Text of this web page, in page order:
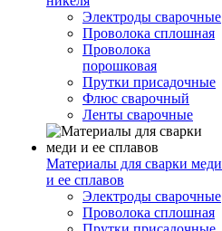
Электроды сварочные
Проволока сплошная
Проволока
порошковая
Прутки присадочные
Флюс сварочный
Ленты сварочные
Материалы для сварки меди
и ее сплавов
Электроды сварочные
Проволока сплошная